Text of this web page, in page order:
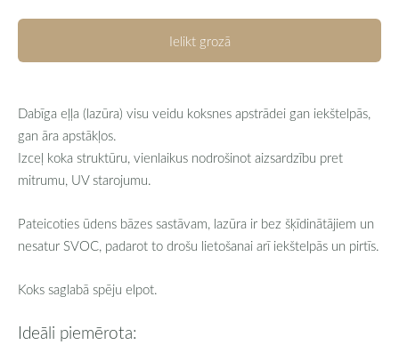
Ielikt grozā
Dabīga eļļa (lazūra) visu veidu koksnes apstrādei gan iekštelpās,
gan āra apstākļos.
Izceļ koka struktūru, vienlaikus nodrošinot aizsardzību pret
mitrumu, UV starojumu.
Pateicoties ūdens bāzes sastāvam, lazūra ir bez šķīdinātājiem un
nesatur SVOC, padarot to drošu lietošanai arī iekštelpās un pirtīs.
Koks saglabā spēju elpot.
Ideāli piemērota: